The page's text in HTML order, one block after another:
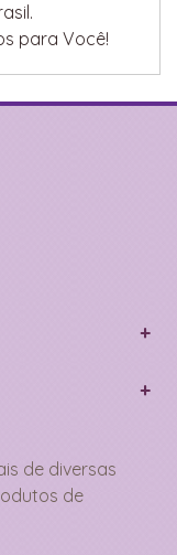
para Você!
de diversas
de